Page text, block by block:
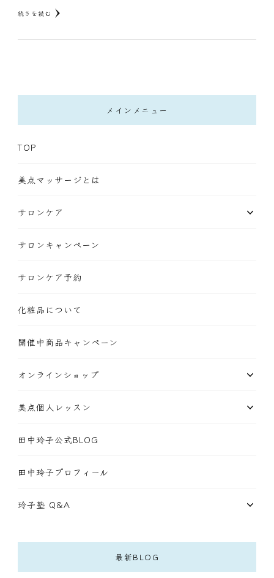
続きを読む
メインメニュー
TOP
美点マッサージとは
サロンケア
サロンキャンペーン
サロンケア予約
化粧品について
開催中商品キャンペーン
オンラインショップ
美点個人レッスン
田中玲子公式BLOG
田中玲子プロフィール
玲子塾 Q&A
最新BLOG